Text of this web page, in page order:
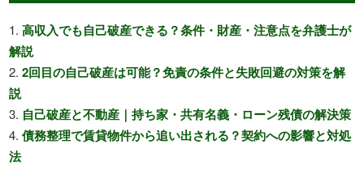
高収入でも自己破産できる？条件・財産・注意点を弁護士が
解説
2回目の自己破産は可能？免責の条件と失敗回避の対策を解
説
自己破産と不動産｜持ち家・共有名義・ローン残債の解決策
債務整理で賃貸物件から追い出される？契約への影響と対処
法